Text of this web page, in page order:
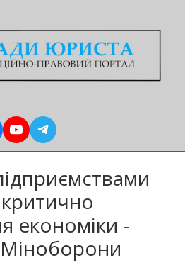
економіки -
Міноборони